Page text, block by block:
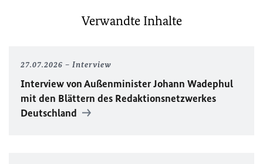
Verwandte Inhalte
27.07.2026 Interview
Interview von Außenminister Johann Wadephul
mit den Blättern des Redaktionsnetzwerkes
Deutschland